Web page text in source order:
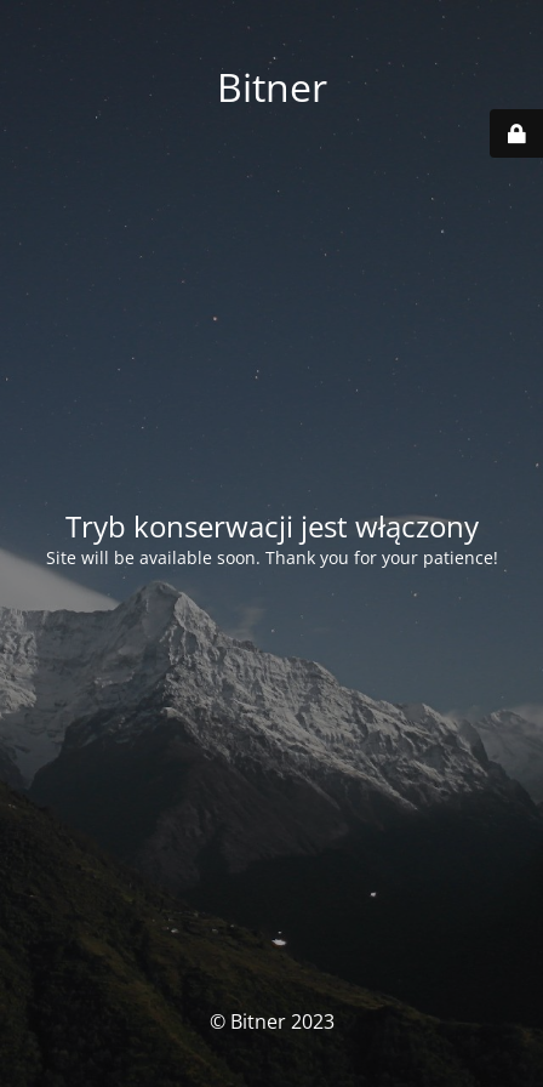
Bitner
Tryb konserwacji jest włączony
Site will be available soon. Thank you for your patience!
© Bitner 2023